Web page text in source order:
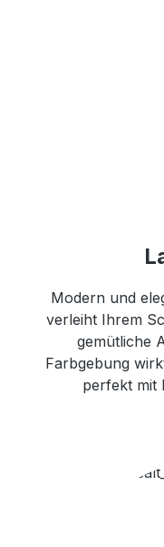
Modern und
verleiht Ihrem
gemütliche
Farbgebung
perfekt mit